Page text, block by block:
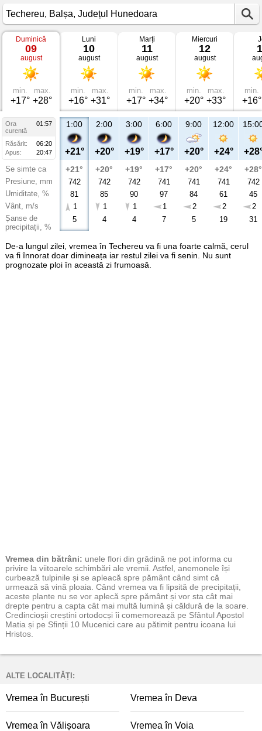
Vremea
Techereu
Balșa,
Județul
Hunedoara
Duminică
09
august
min.
+17°
max.
+28°
Luni
10
august
min.
+16°
max.
+31°
Marți
11
august
min.
+17°
max.
+34°
Miercuri
12
august
min.
+20°
max.
+33°
min.
+16°
Ora
01:57
curentă
Răsărit:
06:20
Apus:
20:47
Se simte ca
Presiune, mm
Umiditate, %
Vânt, m/s
Șanse de
precipitații, %
1:00
+21°
+21°
742
81
1
5
2:00
+20°
+20°
742
85
1
4
3:00
+19°
+19°
742
90
1
4
6:00
+17°
+17°
741
97
1
7
9:00
+20°
+20°
741
84
2
5
12:00
+24°
+24°
741
61
2
19
+28°
742
45
2
31
De-a lungul zilei, vremea în Techereu va fi una foarte calmă, cerul
va fi înnorat doar dimineața iar restul zilei va fi senin. Nu sunt
prognozate ploi în această zi frumoasă.
Vremea din bătrâni: unele flori din grădină ne pot informa cu
privire la viitoarele schimbări ale vremii. Astfel, anemonele își
curbează tulpinile și se apleacă spre pământ când simt că
urmează să vină ploaia. Când vremea va fi lipsită de precipitații,
aceste plante nu se vor aplecă spre pământ și vor sta cât mai
drepte pentru a capta cât mai multă lumină și căldură de la soare.
Credincioșii creștini ortodocși îi comemorează pe Sfântul Apostol
Matia și pe Sfinții 10 Mucenici care au pătimit pentru icoana lui
Hristos.
ALTE LOCALITĂȚI:
Vremea în București Vremea în Deva
Vremea în Vălișoara Vremea în Voia